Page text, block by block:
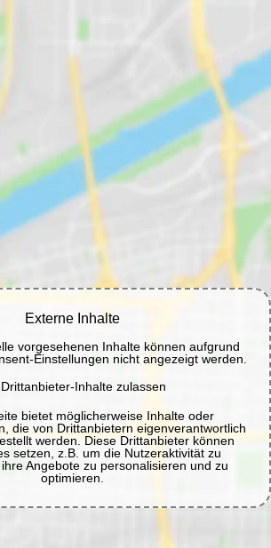
Externe Inhalte
vorgesehenen Inhalte können aufgrund
Einstellungen nicht angezeigt werden.
Drittanbieter-Inhalte zulassen
bietet möglicherweise Inhalte oder
die von Drittanbietern eigenverantwortlich
werden. Diese Drittanbieter können
setzen, z.B. um die Nutzeraktivität zu
Angebote zu personalisieren und zu
optimieren.